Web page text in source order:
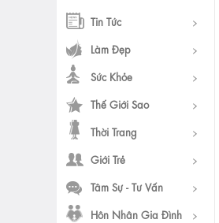
Tin Tức
Làm Đẹp
Sức Khỏe
Thế Giới Sao
Thời Trang
Giới Trẻ
Tâm Sự - Tư Vấn
Hôn Nhân Gia Đình